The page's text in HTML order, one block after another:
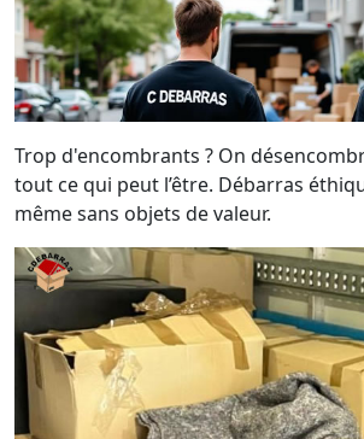
Trop d'encombrants ? On
tout ce qui peut l’être. Débarras
même sans objets de valeur.